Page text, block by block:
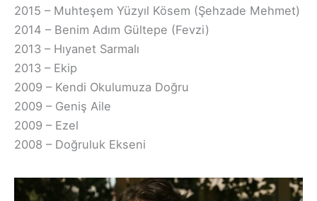
2015 – Muhteşem Yüzyıl Kösem (Şehzade Mehmet)
2014 – Benim Adım Gültepe (Fevzi)
2013 – Hıyanet Sarmalı
2013 – Ekip
2009 – Kendi Okulumuza Doğru
2009 – Geniş Aile
2009 – Ezel
2008 – Doğruluk Ekseni